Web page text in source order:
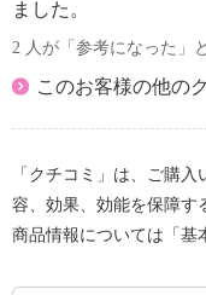
ました。
2 人が「参考になった」
このお客様の他の
「クチコミ」は、ご購
容、効果、効能を保障す
商品情報については「基